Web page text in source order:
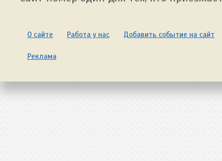
О сайте Работа у нас Добавить событие на сайт
Реклама